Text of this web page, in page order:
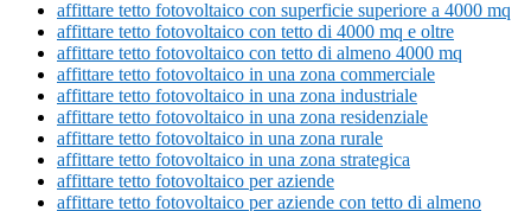
affittare tetto fotovoltaico con superficie superiore a 4000 mq
affittare tetto fotovoltaico con tetto di 4000 mq e oltre
affittare tetto fotovoltaico con tetto di almeno 4000 mq
affittare tetto fotovoltaico in una zona commerciale
affittare tetto fotovoltaico in una zona industriale
affittare tetto fotovoltaico in una zona residenziale
affittare tetto fotovoltaico in una zona rurale
affittare tetto fotovoltaico in una zona strategica
affittare tetto fotovoltaico per aziende
affittare tetto fotovoltaico per aziende con tetto di almeno